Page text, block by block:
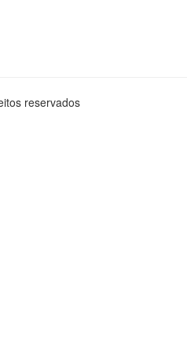
reservados